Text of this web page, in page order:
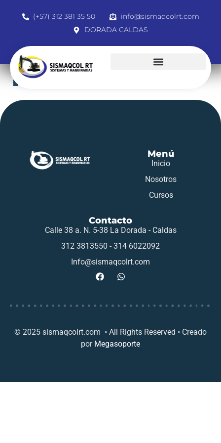
(+57) 312 381 35 50
info@sismaqcolrt.com
DORADA CALDAS
1001444032
Menú
Inicio
Nosotros
Cursos
Contacto
Calle 38 a. N. 5-38 La Dorada - Caldas
312 3813550 - 314 6022092
Info@sismaqcolrt.com
© 2025 sismaqcolrt.com • All Rights Reserved • Creado
por Megasoporte